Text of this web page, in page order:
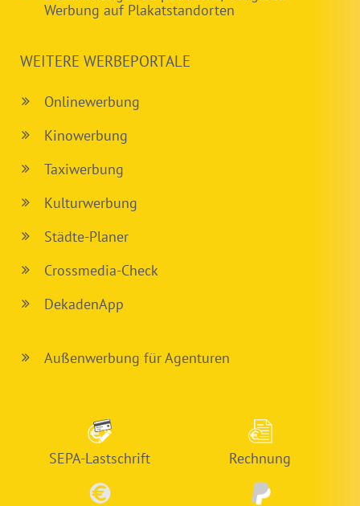
Werbung auf Plakatstandorten
WEITERE WERBEPORTALE
Onlinewerbung
Kinowerbung
Taxiwerbung
Kulturwerbung
Städte-Planer
Crossmedia-Check
DekadenApp
Außenwerbung für Agenturen
SEPA-Lastschrift Rechnung